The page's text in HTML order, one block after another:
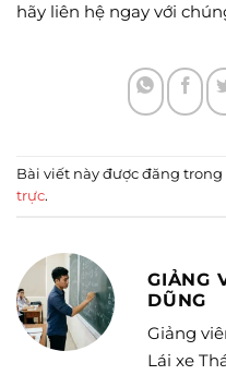
hãy liên hệ ngay với
Bài viết này được đăng trong
trực.
GIẢNG
DŨNG
Giảng
Lái xe